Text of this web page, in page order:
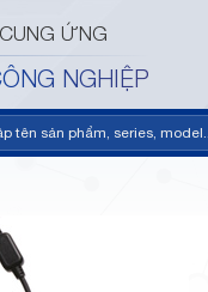
ỨNG
NGHIỆP